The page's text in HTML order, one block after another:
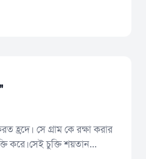
হ্রদে। সে গ্রাম কে রক্ষা করার
করে।সেই চুক্তি শয়তান...